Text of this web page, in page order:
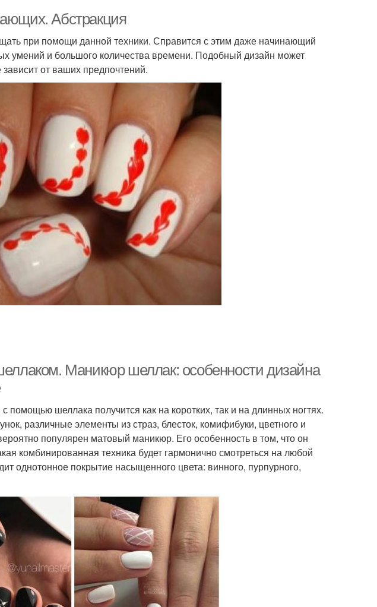
Абстракция
при помощи данной техники. Справится с этим даже начинающий
умений и большого количества времени. Подобный дизайн может
от ваших предпочтений.
Маникюр шеллак: особенности дизайна
помощью шеллака получится как на коротких, так и на длинных ногтях.
различные элементы из страз, блесток, комифибуки, цветного и
популярен матовый маникюр. Его особенность в том, что он
комбинированная техника будет гармонично смотреться на любой
однотонное покрытие насыщенного цвета: винного, пурпурного,